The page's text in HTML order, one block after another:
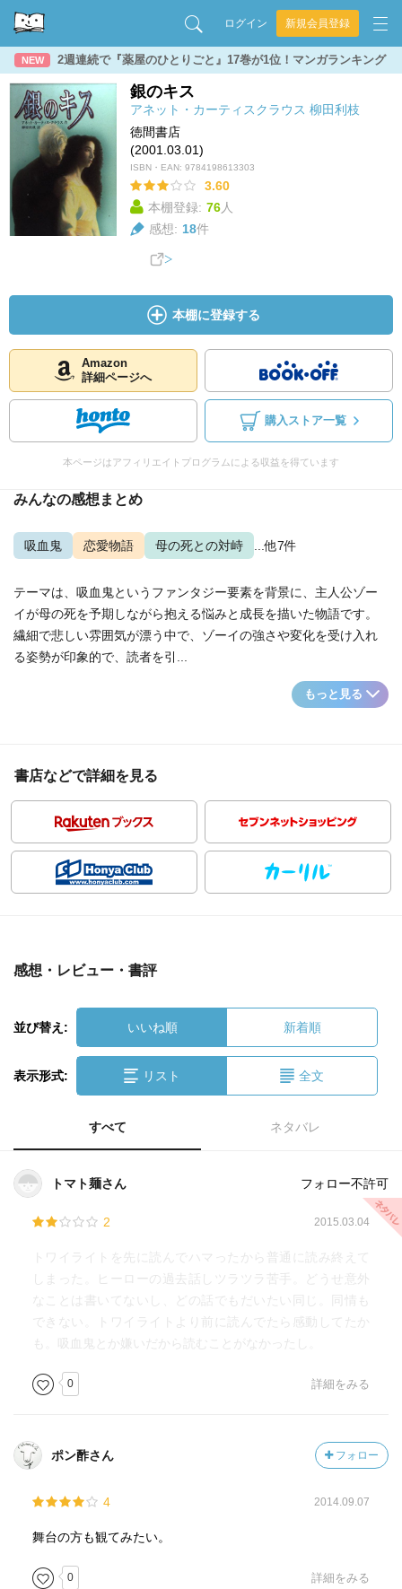
ログイン 新規会員登録
NEW 2週連続で『薬屋のひとりごと』17巻が1位！マンガランキング
銀のキス
アネット・カーティスクラウス 柳田利枝
徳間書店
(2001.03.01)
ISBN・EAN: 9784198613303
3.60
本棚登録: 76人
感想: 18件
本棚に登録する
Amazon
詳細ページへ
購入ストア一覧
本ページはアフィリエイトプログラムによる収益を得ています
みんなの感想まとめ
吸血鬼 恋愛物語 母の死との対峙 ...他7件
テーマは、吸血鬼というファンタジー要素を背景に、主人公ゾー
イが母の死を予期しながら抱える悩みと成長を描いた物語です。
繊細で悲しい雰囲気が漂う中で、ゾーイの強さや変化を受け入れ
る姿勢が印象的で、読者を引...
もっと見る
書店などで詳細を見る
感想・レビュー・書評
並び替え: いいね順 新着順
表示形式: リスト 全文
すべて ネタバレ
トマト麺さん フォロー不許可
2 2015.03.04
トワイライトを先に読んでハマったから普通に読み終えて
しまった。ヒーローの過去話しツラツラ苦手。どうせ意外
なことは書いてないし、どの話でもだいたい同じ。同情も
できない。トワイライトより前に読んでたら感動してたか
も。吸血鬼とか嫌いだから読むことがなかったし。
0 詳細をみる
ポン酢さん フォロー
4 2014.09.07
舞台の方も観てみたい。
0 詳細をみる